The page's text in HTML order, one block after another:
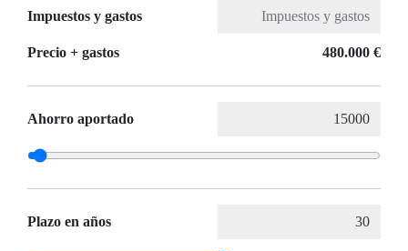
Impuestos y gastos
Precio + gastos 480.000 €
Ahorro aportado
Plazo en años